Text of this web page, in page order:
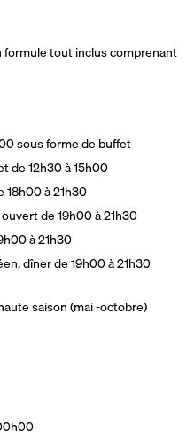
tout inclus comprenant
sous forme de buffet
de 12h30 à 15h00
18h00 à 21h30
de 19h00 à 21h30
à 21h30
dîner de 19h00 à 21h30
saison (mai -octobre)